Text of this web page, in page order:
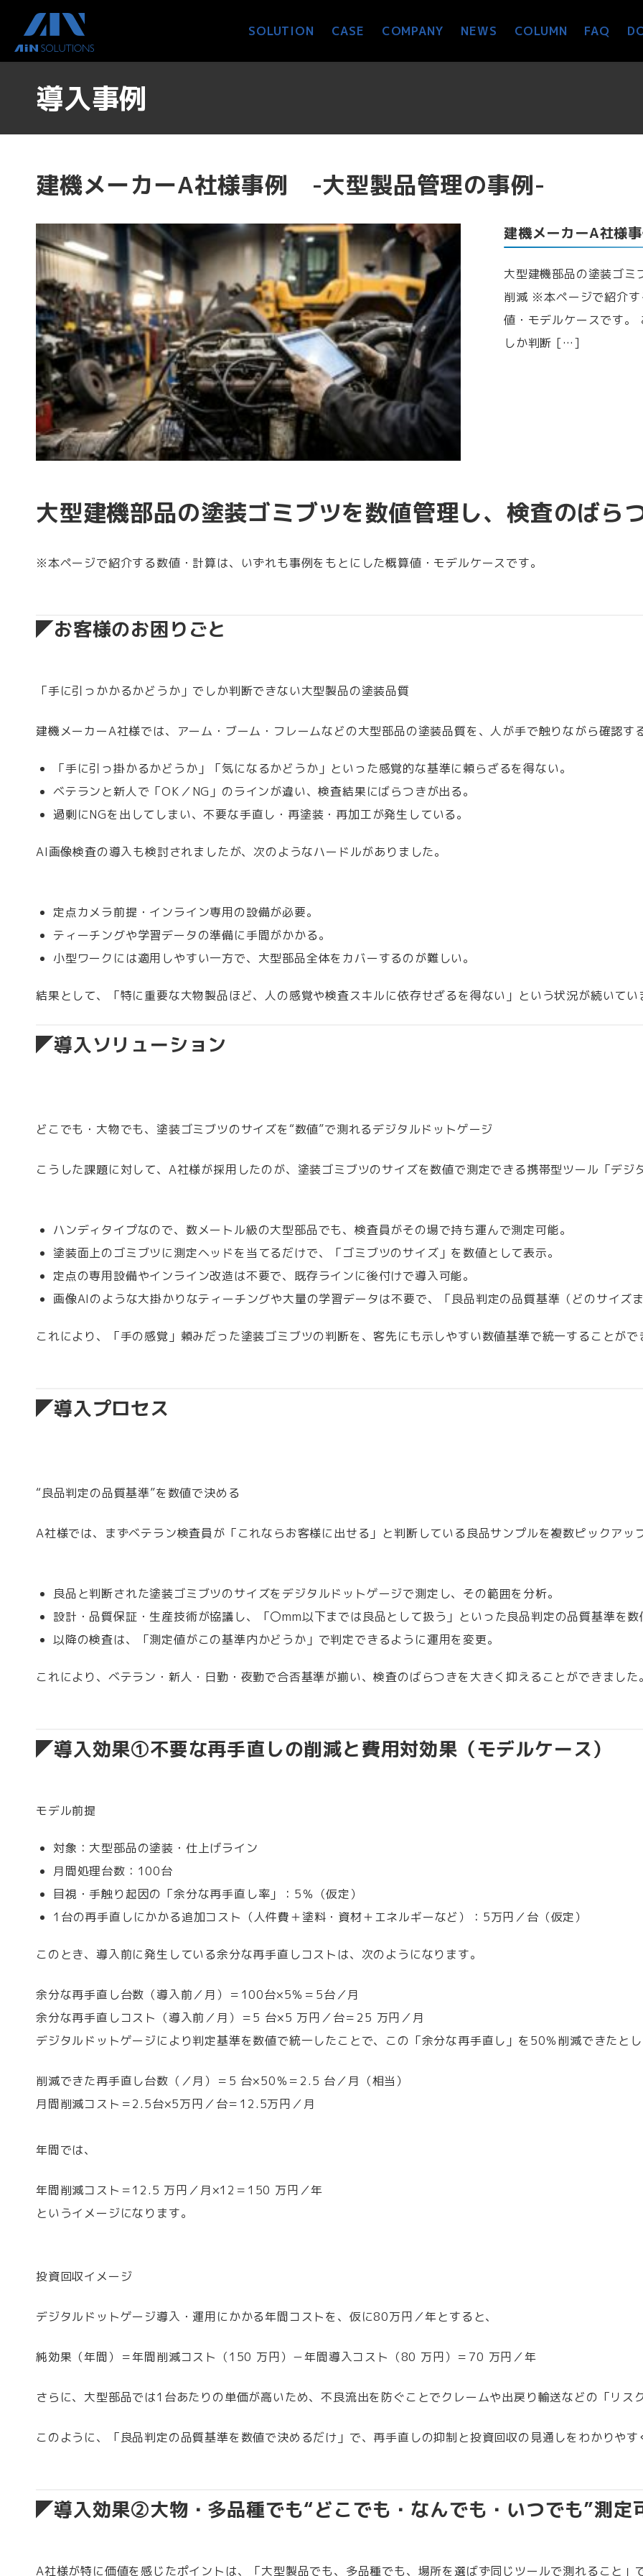
ン
ー
SOLUTION CASE COMPANY NEWS COLUMN FAQ
導入事例
建機メーカーA社様事例 -大型製品管理の事例-
建機メーカーA社様
大型建機部品の塗装ゴミ
削減 ※本ページで紹介す
値・モデルケースです。​
しか判断 […]
大型建機部品の塗装ゴミブツを数値管理し、検査のばら
※本ページで紹介する数値・計算は、いずれも事例をもとにした概算値・モデルケースです。
お客様のお困りごと
「手に引っかかるかどうか」でしか判断できない大型製品の塗装品質
建機メーカーA社様では、アーム・ブーム・フレームなどの大型部品の塗装品質を、人が手で触りながら確認す
「手に引っ掛かるかどうか」「気になるかどうか」といった感覚的な基準に頼らざるを得ない。
ベテランと新人で「OK／NG」のラインが違い、検査結果にばらつきが出る。
過剰にNGを出してしまい、不要な手直し・再塗装・再加工が発生している。
AI画像検査の導入も検討されましたが、次のようなハードルがありました。
定点カメラ前提・インライン専用の設備が必要。
ティーチングや学習データの準備に手間がかかる。
小型ワークには適用しやすい一方で、大型部品全体をカバーするのが難しい。
結果として、「特に重要な大物製品ほど、人の感覚や検査スキルに依存せざるを得ない」という状況が続いてい
導入ソリューション
どこでも・大物でも、塗装ゴミブツのサイズを“数値”で測れるデジタルドットゲージ
こうした課題に対して、A社様が採用したのが、塗装ゴミブツのサイズを数値で測定できる携帯型ツール「デジ
ハンディタイプなので、数メートル級の大型部品でも、検査員がその場で持ち運んで測定可能。
塗装面上のゴミブツに測定ヘッドを当てるだけで、「ゴミブツのサイズ」を数値として表示。
定点の専用設備やインライン改造は不要で、既存ラインに後付けで導入可能。
画像AIのような大掛かりなティーチングや大量の学習データは不要で、「良品判定の品質基準（どのサイズ
これにより、「手の感覚」頼みだった塗装ゴミブツの判断を、客先にも示しやすい数値基準で統一することがで
導入プロセス
“良品判定の品質基準”を数値で決める
A社様では、まずベテラン検査員が「これならお客様に出せる」と判断している良品サンプルを複数ピックアッ
良品と判断された塗装ゴミブツのサイズをデジタルドットゲージで測定し、その範囲を分析。
設計・品質保証・生産技術が協議し、「〇mm以下までは良品として扱う」といった良品判定の品質基準を数
以降の検査は、「測定値がこの基準内かどうか」で判定できるように運用を変更。
これにより、ベテラン・新人・日勤・夜勤で合否基準が揃い、検査のばらつきを大きく抑えることができました。
導入効果①不要な再手直しの削減と費用対効果（モデルケース）​
モデル前提
対象：大型部品の塗装・仕上げライン
月間処理台数：100台
目視・手触り起因の「余分な再手直し率」：5％（仮定）
1台の再手直しにかかる追加コスト（人件費＋塗料・資材＋エネルギーなど）：5万円／台（仮定）
このとき、導入前に発生している余分な再手直しコストは、次のようになります。
余分な再手直し台数（導入前／月）＝100台×5％＝5台／月
余分な再手直しコスト（導入前／月）＝5 台×5 万円／台＝25 万円／月
デジタルドットゲージにより判定基準を数値で統一したことで、この「余分な再手直し」を50％削減できたと
削減できた再手直し台数（／月）＝5 台×50％＝2.5 台／月（相当）
月間削減コスト＝2.5台×5万円／台＝12.5万円／月
年間では、
年間削減コスト＝12.5 万円／月×12＝150 万円／年
というイメージになります。
投資回収イメージ
デジタルドットゲージ導入・運用にかかる年間コストを、仮に80万円／年とすると、
純効果（年間）＝年間削減コスト（150 万円）－年間導入コスト（80 万円）＝70 万円／年
さらに、大型部品では1台あたりの単価が高いため、不良流出を防ぐことでクレームや出戻り輸送などの「リス
このように、「良品判定の品質基準を数値で決めるだけ」で、再手直しの抑制と投資回収の見通しをわかりやす
導入効果②大物・多品種でも“どこでも・なんでも・いつでも”測定
A社様が特に価値を感じたポイントは、「大型製品でも、多品種でも、場所を選ばず同じツールで測れること」